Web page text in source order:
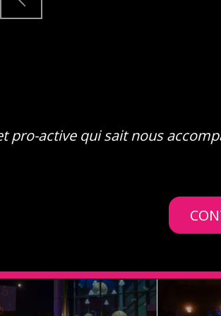
pro-active qui sait nous